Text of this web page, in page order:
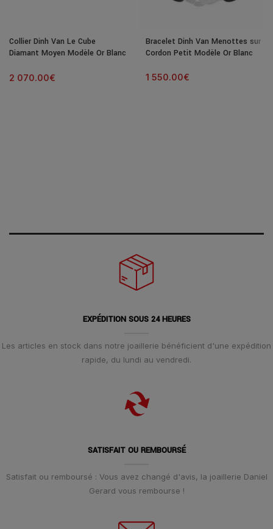
Collier Dinh Van Le Cube
Diamant Moyen Modèle Or Blanc
2 070.00€
Bracelet Dinh Van Menottes sur
Cordon Petit Modèle Or Blanc
1 550.00€
EXPÉDITION SOUS 24 HEURES
Les articles en stock dans notre joaillerie bénéficient d'une expédition
rapide, du lundi au vendredi.
SATISFAIT OU REMBOURSÉ
Satisfait ou remboursé : Vous avez changé d'avis, la joaillerie Daniel
Gerard vous rembourse !